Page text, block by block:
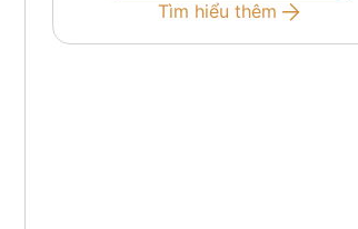
Tìm hiểu thêm